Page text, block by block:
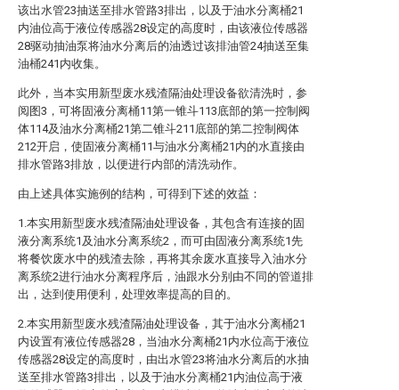
该出水管23抽送至排水管路3排出，以及于油水分离桶21
内油位高于液位传感器28设定的高度时，由该液位传感器
28驱动抽油泵将油水分离后的油透过该排油管24抽送至集
油桶241内收集。
此外，当本实用新型废水残渣隔油处理设备欲清洗时，参
阅图3，可将固液分离桶11第一锥斗113底部的第一控制阀
体114及油水分离桶21第二锥斗211底部的第二控制阀体
212开启，使固液分离桶11与油水分离桶21内的水直接由
排水管路3排放，以便进行内部的清洗动作。
由上述具体实施例的结构，可得到下述的效益：
1.本实用新型废水残渣隔油处理设备，其包含有连接的固
液分离系统1及油水分离系统2，而可由固液分离系统1先
将餐饮废水中的残渣去除，再将其余废水直接导入油水分
离系统2进行油水分离程序后，油跟水分别由不同的管道排
出，达到使用便利，处理效率提高的目的。
2.本实用新型废水残渣隔油处理设备，其于油水分离桶21
内设置有液位传感器28，当油水分离桶21内水位高于液位
传感器28设定的高度时，由出水管23将油水分离后的水抽
送至排水管路3排出，以及于油水分离桶21内油位高于液